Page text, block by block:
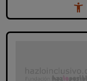
accessibility_new